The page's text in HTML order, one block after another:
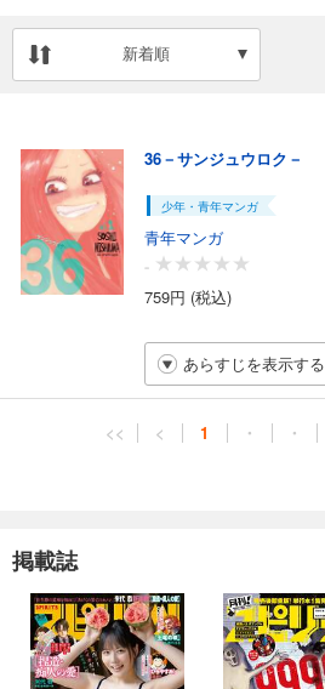
新着順
36－サンジュウロク－
少年・青年マンガ
青年マンガ
-
759円 (税込)
あらすじを表示する
<< < 1 ・ ・
掲載誌